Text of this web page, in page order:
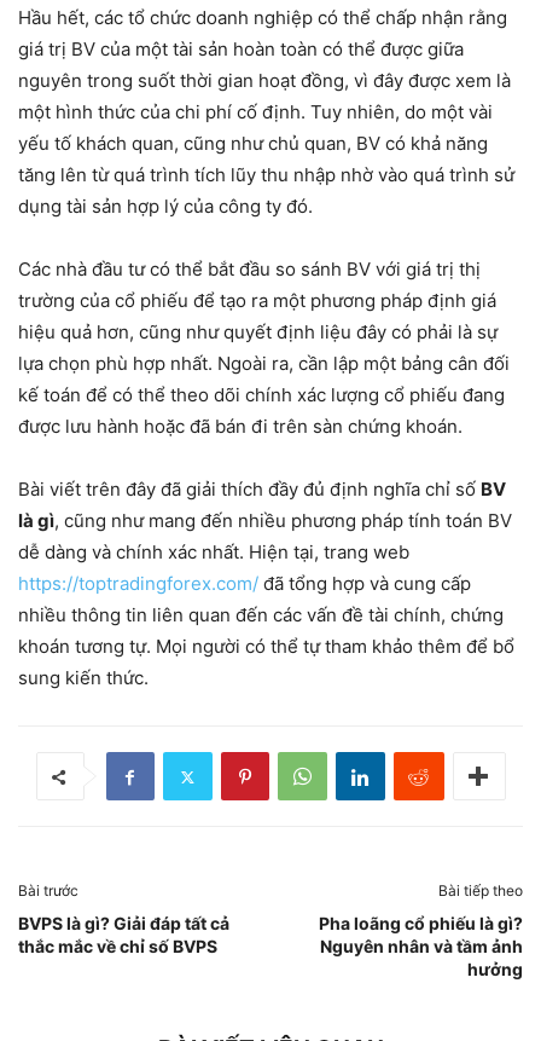
Hầu hết, các tổ chức doanh nghiệp có thể chấp nhận rằng
giá trị BV của một tài sản hoàn toàn có thể được giữa
nguyên trong suốt thời gian hoạt đồng, vì đây được xem là
một hình thức của chi phí cố định. Tuy nhiên, do một vài
yếu tố khách quan, cũng như chủ quan, BV có khả năng
tăng lên từ quá trình tích lũy thu nhập nhờ vào quá trình sử
dụng tài sản hợp lý của công ty đó.
Các nhà đầu tư có thể bắt đầu so sánh BV với giá trị thị
trường của cổ phiếu để tạo ra một phương pháp định giá
hiệu quả hơn, cũng như quyết định liệu đây có phải là sự
lựa chọn phù hợp nhất. Ngoài ra, cần lập một bảng cân đối
kế toán để có thể theo dõi chính xác lượng cổ phiếu đang
được lưu hành hoặc đã bán đi trên sàn chứng khoán.
Bài viết trên đây đã giải thích đầy đủ định nghĩa chỉ số BV
là gì, cũng như mang đến nhiều phương pháp tính toán BV
dễ dàng và chính xác nhất. Hiện tại, trang web
https://toptradingforex.com/ đã tổng hợp và cung cấp
nhiều thông tin liên quan đến các vấn đề tài chính, chứng
khoán tương tự. Mọi người có thể tự tham khảo thêm để bổ
sung kiến thức.
Bài trước
BVPS là gì? Giải đáp tất cả
thắc mắc về chỉ số BVPS
Bài tiếp theo
Pha loãng cổ phiếu là gì?
Nguyên nhân và tầm ảnh
hưởng